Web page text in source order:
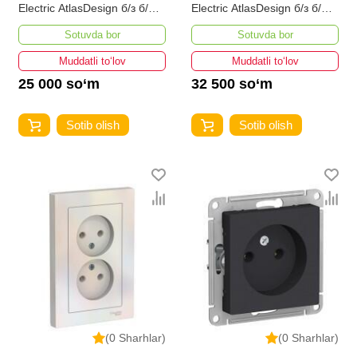
Electric AtlasDesign б/з б/ш
бежевая
Sotuvda bor
Muddatli to‘lov
25 000 so‘m
Sotib olish
Electric AtlasDesign б/з б/ш
жемчуг
Sotuvda bor
Muddatli to‘lov
32 500 so‘m
Sotib olish
(0 Sharhlar)
(0 Sharhlar)